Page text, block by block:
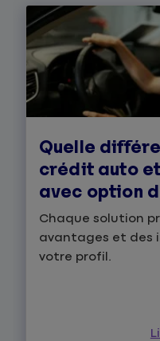
Quelle
crédit auto
avec option
Chaque solution
avantages et des
votre profil.